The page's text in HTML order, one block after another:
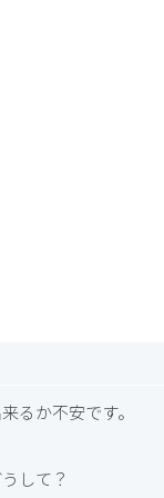
るか不安です。
して？